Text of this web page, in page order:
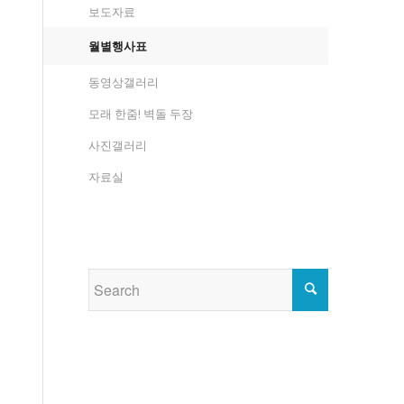
보도자료
월별행사표
동영상갤러리
모래 한줌! 벽돌 두장
사진갤러리
자료실